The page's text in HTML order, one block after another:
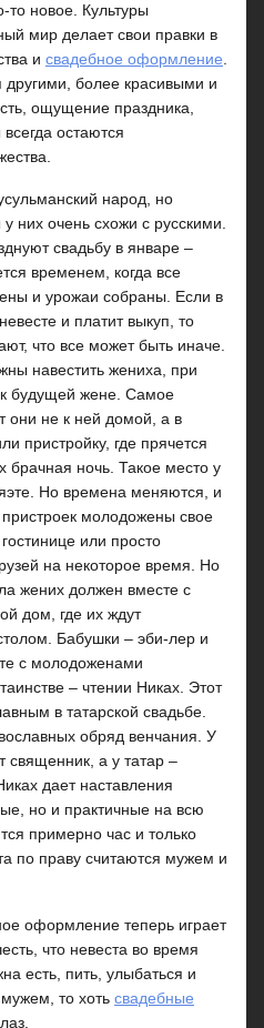
то новое. Культуры
мир делает свои правки в
и свадебное оформление
более красивыми и
ощущение праздника,
остаются
народ, но
них очень схожи с русскими.
свадьбу в январе –
временем, когда все
и урожаи собраны. Если в
и платит выкуп, то
что все может быть иначе.
навестить жениха, при
к будущей жене. Самое
они не к ней домой, а в
пристройку, где прячется
брачная ночь. Такое место у
Но времена меняются, и
молодожены свое
или просто
на некоторое время. Но
жених должен вместе с
дом, где их ждут
Бабушки – эби-лер и
с молодоженами
– чтении Никах. Этот
в татарской свадьбе.
обряд венчания. У
священник, а у татар –
дает наставления
но и практичные на всю
примерно час и только
по праву считаются мужем и
оформление теперь играет
что невеста во время
есть, пить, улыбаться и
то хоть свадебные